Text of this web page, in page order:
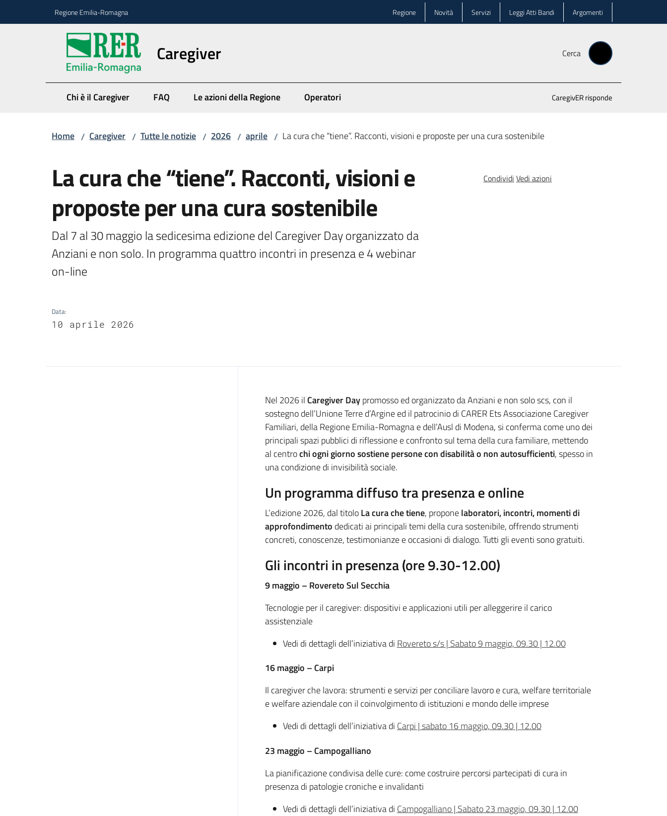
Regione Emilia-Romagna Regione Novità Servizi Leggi Atti Bandi Argomenti
Caregiver Cerca
Chi è il Caregiver FAQ Le azioni della Regione Operatori CaregivER risponde
Home / Caregiver / Tutte le notizie / 2026 / aprile / La cura che “tiene”. Racconti, visioni e proposte per una cura sostenibile
La cura che “tiene”. Racconti, visioni e
proposte per una cura sostenibile
Dal 7 al 30 maggio la sedicesima edizione del Caregiver Day organizzato da
Anziani e non solo. In programma quattro incontri in presenza e 4 webinar
on-line
Data:
10 aprile 2026
Condividi Vedi azioni
Introduzione
Nel 2026 il Caregiver Daypromosso ed organizzato da Anziani e non solo scs, con il
sostegno dell’Unione Terre d’Argine ed il patrocinio di CARER Ets Associazione Caregiver
Familiari, della Regione Emilia-Romagna e dell’Ausl di Modena,si conferma come uno dei
principali spazi pubblici di riflessione e confronto sul tema della cura familiare, mettendo
al centrochi ogni giorno sostiene persone con disabilità o non autosufficienti, spesso in
una condizione di invisibilità sociale.
Un programma diffuso tra presenza e online
L’edizione 2026, dal titoloLa cura che tiene, proponelaboratori, incontri, momenti di
approfondimento dedicati ai principali temi della cura sostenibile, offrendo strumenti
concreti, conoscenze, testimonianze e occasioni di dialogo. Tutti gli eventi sono gratuiti.
Gli incontri in presenza (ore 9.30-12.00)
9 maggio – Rovereto Sul Secchia
Tecnologie per il caregiver: dispositivi e applicazioni utili per alleggerire il carico
assistenziale
Vedi di dettagli dell’iniziativa di Rovereto s/s | Sabato 9 maggio, 09.30 | 12.00
16 maggio – Carpi
Il caregiver che lavora: strumenti e servizi per conciliare lavoro e cura, welfare territoriale
e welfare aziendale con il coinvolgimento di istituzioni e mondo delle imprese
Vedi di dettagli dell’iniziativa di Carpi | sabato 16 maggio, 09.30 | 12.00
23 maggio – Campogalliano
La pianificazione condivisa delle cure: come costruire percorsi partecipati di cura in
presenza di patologie croniche e invalidanti
Vedi di dettagli dell’iniziativa di Campogalliano | Sabato 23 maggio, 09.30 | 12.00